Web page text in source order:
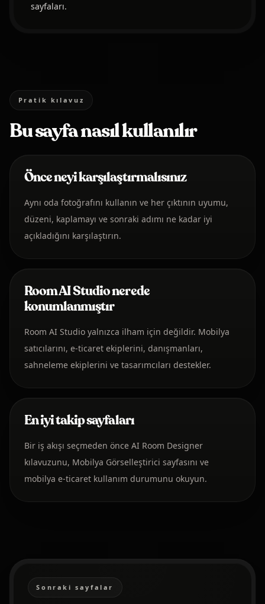
sayfaları.
Pratik kılavuz
Bu sayfa nasıl kullanılır
Önce neyi karşılaştırmalısınız
Aynı oda fotoğrafını kullanın ve her çıktının uyumu,
düzeni, kaplamayı ve sonraki adımı ne kadar iyi
açıkladığını karşılaştırın.
Room AI Studio nerede
konumlanmıştır
Room AI Studio yalnızca ilham için değildir. Mobilya
satıcılarını, e-ticaret ekiplerini, danışmanları,
sahneleme ekiplerini ve tasarımcıları destekler.
En iyi takip sayfaları
Bir iş akışı seçmeden önce AI Room Designer
kılavuzunu, Mobilya Görselleştirici sayfasını ve
mobilya e-ticaret kullanım durumunu okuyun.
Sonraki sayfalar